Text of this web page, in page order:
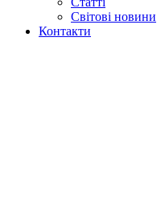
Світові новини
Контакти